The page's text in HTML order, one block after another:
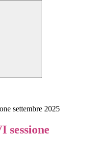
settembre 2025